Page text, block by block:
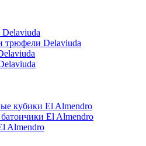
Delaviuda
трюфели Delaviuda
кубики El Almendro
El Almendro
Almendro